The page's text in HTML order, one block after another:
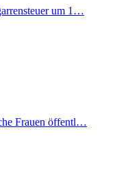
um 1…
Frauen öffentl…